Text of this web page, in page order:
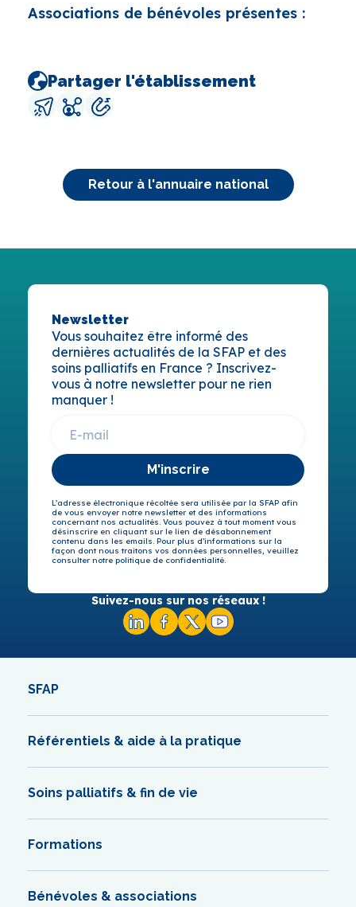
Associations de bénévoles présentes :
Partager l'établissement
Retour à l'annuaire national
Newsletter
Vous souhaitez être informé des
dernières actualités de la SFAP et des
soins palliatifs en France ? Inscrivez-
vous à notre newsletter pour ne rien
manquer !
M'inscrire
L’adresse électronique récoltée sera utilisée par la SFAP afin
de vous envoyer notre newsletter et des informations
concernant nos actualités. Vous pouvez à tout moment vous
désinscrire en cliquant sur le lien de désabonnement
contenu dans les emails. Pour plus d’informations sur la
façon dont nous traitons vos données personnelles, veuillez
consulter notre politique de confidentialité.
Suivez-nous sur nos réseaux !
SFAP
Référentiels & aide à la pratique
Soins palliatifs & fin de vie
Formations
Bénévoles & associations